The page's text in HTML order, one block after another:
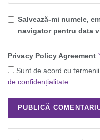
Salvează-mi numele,
navigator pentru data
Privacy Policy Agreement
Sunt de acord cu
de confidențialitate.